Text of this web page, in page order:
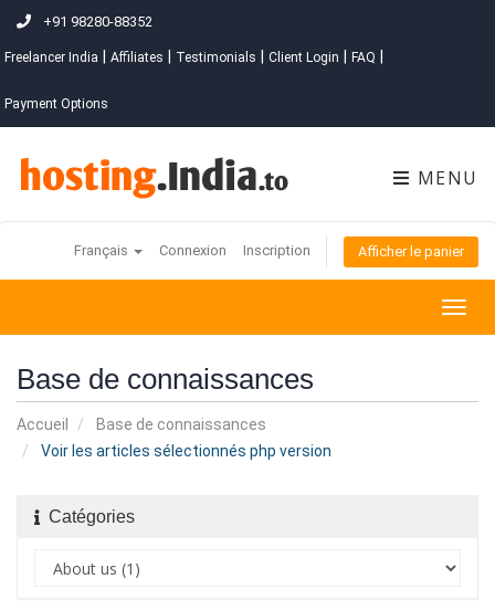
+91 98280-88352
Freelancer India Affiliates Testimonials Client Login FAQ
Payment Options
MENU
Français Connexion Inscription Afficher le panier
Base de connaissances
Accueil
Base de connaissances
Voir les articles sélectionnés php version
Catégories